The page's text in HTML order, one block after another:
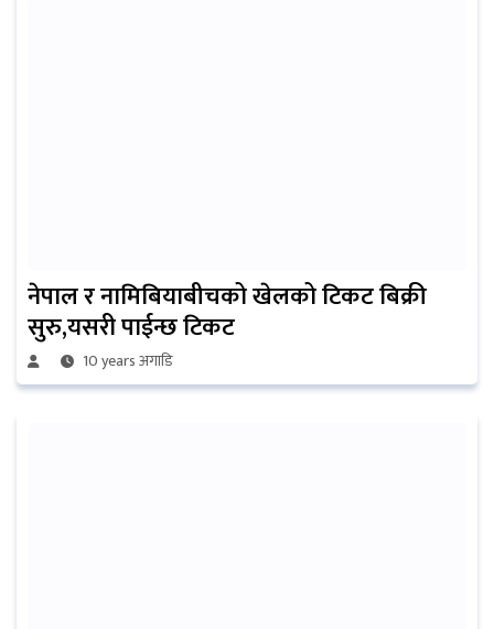
नेपाल र नामिबियाबीचको खेलको टिकट बिक्री
सुरु,यसरी पाईन्छ टिकट
10 years अगाडि